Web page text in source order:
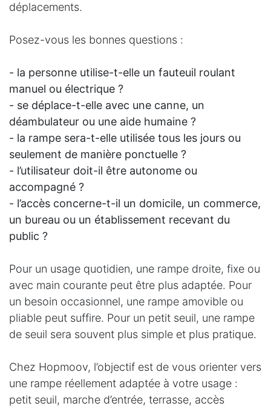
déplacements.
Posez-vous les bonnes questions :
- la personne utilise-t-elle un fauteuil roulant
manuel ou électrique ?
- se déplace-t-elle avec une canne, un
déambulateur ou une aide humaine ?
- la rampe sera-t-elle utilisée tous les jours ou
seulement de manière ponctuelle ?
- l’utilisateur doit-il être autonome ou
accompagné ?
- l’accès concerne-t-il un domicile, un commerce,
un bureau ou un établissement recevant du
public ?
Pour un usage quotidien, une rampe droite, fixe ou
avec main courante peut être plus adaptée. Pour
un besoin occasionnel, une rampe amovible ou
pliable peut suffire. Pour un petit seuil, une rampe
de seuil sera souvent plus simple et plus pratique.
Chez Hopmoov, l’objectif est de vous orienter vers
une rampe réellement adaptée à votre usage :
petit seuil, marche d’entrée, terrasse, accès